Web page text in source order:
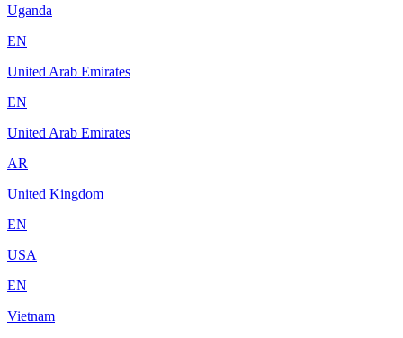
Uganda
EN
United Arab Emirates
EN
United Arab Emirates
AR
United Kingdom
EN
USA
EN
Vietnam